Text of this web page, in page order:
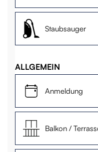
Staubsauger
ALLGEMEIN
Anmeldung
Balkon /